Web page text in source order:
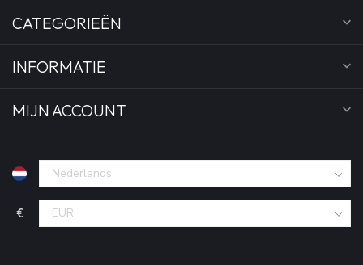
CATEGORIEËN
INFORMATIE
MIJN ACCOUNT
€